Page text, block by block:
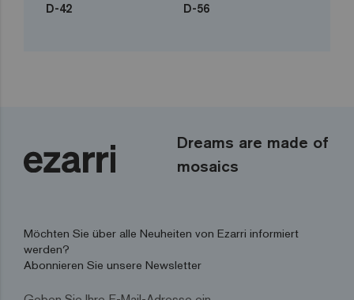
D-42 D-56
Dreams are made of
mosaics
Möchten Sie über alle Neuheiten von Ezarri informiert
werden?
Abonnieren Sie unsere Newsletter